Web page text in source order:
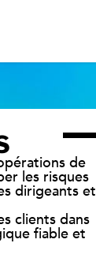
de
les risques
dirigeants et
clients dans
fiable et